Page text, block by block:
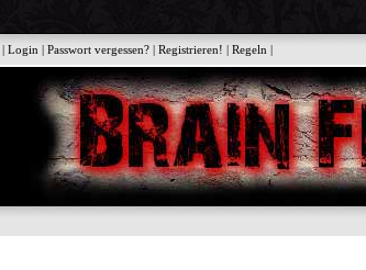
|Login |Passwort vergessen? |Registrieren! |Regeln |